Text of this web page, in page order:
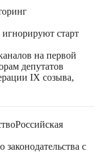
старт
на первой
депутатов
IX созыва,
Российская
с